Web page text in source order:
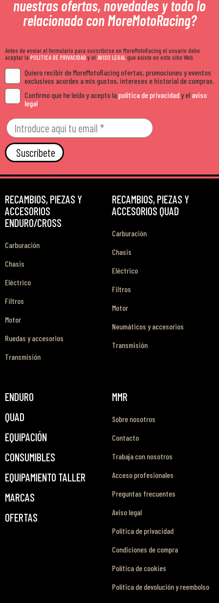
nuestras ofertas, novedades y todo lo
relacionado con MoreMotoRacing?
Antes de enviar el formulario para suscribirse en MoreMotoRacing el usuario debe
aceptar la POLÍTICA DE PRIVACIDADy el AVISO LEGALque existe en este sitio Web.
Quiero recibir de MoreMotoRacing ofertas, promociones y eventos
exclusivos acordes a mis gustos, intereses e historial de compras.
Confirmo que he leído y acepto la política de privacidady el aviso
legal
Suscríbete
RECAMBIOS, PIEZAS Y
ACCESORIOS
ENDURO/CROSS
Carburación
Chasis
Eléctrico
Filtros
Motor
Ruedas y accesorios
Transmisión
RECAMBIOS, PIEZAS Y
ACCESORIOS QUAD
Carburación
Chasis
Eléctrico
Filtros
Motor
Neumáticos y accesorios
Transmisión
ENDURO
QUAD
EQUIPACIÓN
CONSUMIBLES
EQUIPAMIENTO TALLER
MARCAS
OFERTAS
MMR
Sobre nosotros
Contacto
Trabaja con nosotros
Acceso profesionales
Preguntas frecuentes
Aviso legal
Política de privacidad
Condiciones de compra
Política de cookies
Política de devolución y reembolso